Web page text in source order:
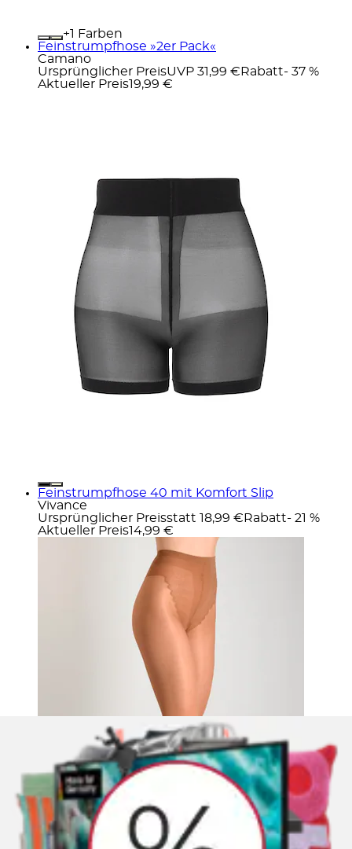
+
Farben
Feinstrumpfhose »2er Pack«
Camano
Ursprünglicher PreisUVP 31,99 € Rabatt- 37 %
Aktueller Preis19,99 €
Feinstrumpfhose 40 mit Komfort Slip
Vivance
Ursprünglicher Preisstatt 18,99 € Rabatt- 21 %
Aktueller Preis14,99 €